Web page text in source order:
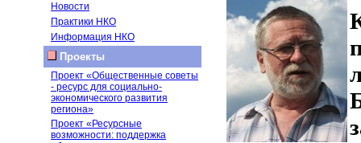
Новости
Практики НКО
Информация НКО
Проекты
Проект «Общественные советы
- ресурс для социально-
экономического развития
региона»
Проект «Ресурсные
возможности: поддержка